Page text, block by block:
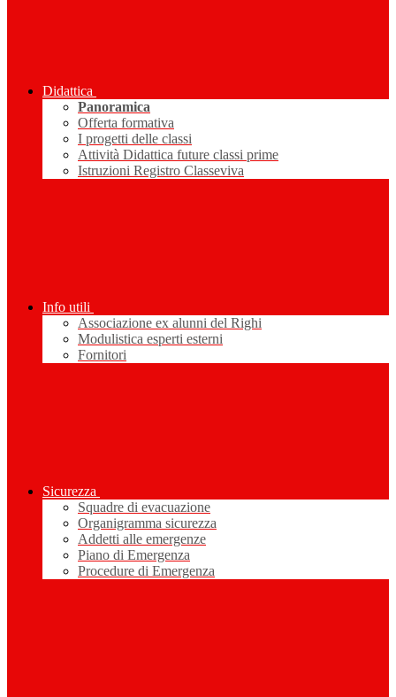
Didattica
Panoramica
Offerta formativa
I progetti delle classi
Attività Didattica future classi prime
Istruzioni Registro Classeviva
Info utili
Associazione ex alunni del Righi
Modulistica esperti esterni
Fornitori
Sicurezza
Squadre di evacuazione
Organigramma sicurezza
Addetti alle emergenze
Piano di Emergenza
Procedure di Emergenza